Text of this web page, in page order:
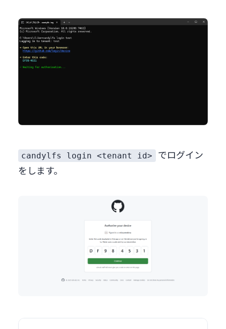
candylfs login <tenant id> でログイン
をします。